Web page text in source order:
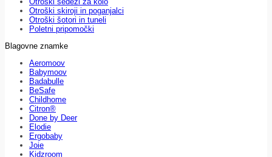
Otroški skiroji in poganjalci
Otroški šotori in tuneli
Poletni pripomočki
Blagovne znamke
Aeromoov
Babymoov
Badabulle
BeSafe
Childhome
Citron®
Done by Deer
Elodie
Ergobaby
Joie
Kidzroom